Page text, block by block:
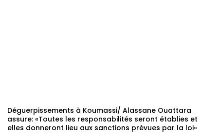
Déguerpissements à Koumassi/ Alassane Ouattara
assure: «Toutes les responsabilités seront établies et
elles donneront lieu aux sanctions prévues par la loi»